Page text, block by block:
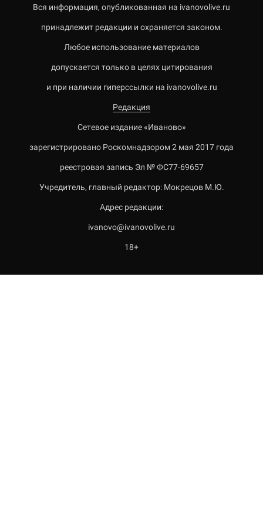
Вся информация, опубликованная на ivanovolive.ru
принадлежит редакции и охраняется законом.
Любое использование материалов
допускается только в целях цитирования
и при наличии гиперссылки на ivanovolive.ru
Редакция
Сетевое издание «Иваново»
зарегистрировано Роскомнадзором 2 мая 2017 года
реестровая запись Эл № ФС77-69657
Учредитель, главный редактор: Мокрецов М.Ю.
Адрес редакции:
ivanovo@ivanovolive.ru
18+